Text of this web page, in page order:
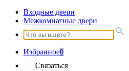
Входные двери
Межкомнатные двери
Избранное0
Связаться